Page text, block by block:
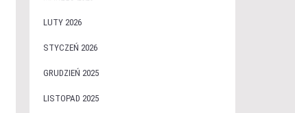
LUTY 2026
STYCZEŃ 2026
GRUDZIEŃ 2025
LISTOPAD 2025